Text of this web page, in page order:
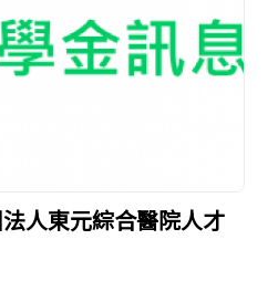
人東元綜合醫院人才